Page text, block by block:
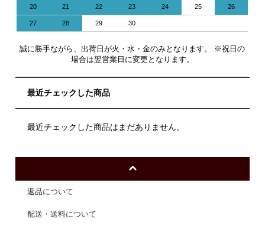
20 21 22 23 24 25 26
27 28 29 30
誠に勝手ながら、出荷日が火・水・金のみとなります。 ※祝日の
場合は翌営業日に変更となります。
最近チェックした商品
最近チェックした商品はまだありません。
返品について
配送・送料について